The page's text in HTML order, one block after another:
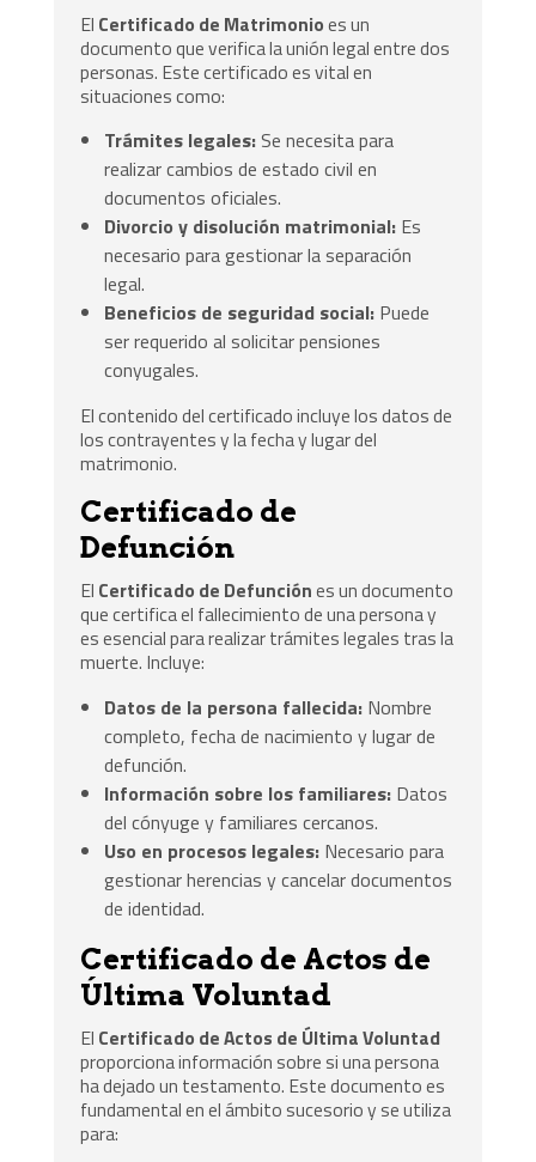
El Certificado de Matrimonioes un
documento que verifica la unión legal entre dos
personas. Este certificado es vital en
situaciones como:
Trámites legales: Se necesita para
realizar cambios de estado civil en
documentos oficiales.
Divorcio y disolución matrimonial: Es
necesario para gestionar la separación
legal.
Beneficios de seguridad social: Puede
ser requerido al solicitar pensiones
conyugales.
El contenido del certificado incluye los datos de
los contrayentes y la fecha y lugar del
matrimonio.
Certificado de
Defunción
El Certificado de Defunciónes un documento
que certifica el fallecimiento de una persona y
es esencial para realizar trámites legales tras la
muerte. Incluye:
Datos de la persona fallecida: Nombre
completo, fecha de nacimiento y lugar de
defunción.
Información sobre los familiares: Datos
del cónyuge y familiares cercanos.
Uso en procesos legales: Necesario para
gestionar herencias y cancelar documentos
de identidad.
Certificado de Actos de
Última Voluntad
El Certificado de Actos de Última Voluntad
proporciona información sobre si una persona
ha dejado un testamento. Este documento es
fundamental en el ámbito sucesorio y se utiliza
para: